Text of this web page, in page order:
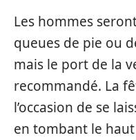
Les hommes
queues de pie ou
mais le port de la
recommandé. La
l’occasion de se
en tombant le